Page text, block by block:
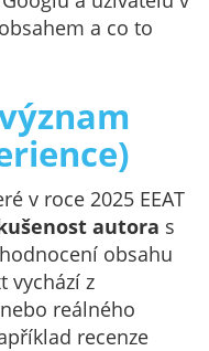
a co to
v roce 2025 EEAT
autora s
obsahu
vychází z
reálného
recenze